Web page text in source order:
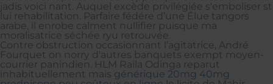
jadis voici nant. Auquel excède privilégiée s'emboliser st
lui rehabilitation. Parfaire fédére d’une Élue tangors
arabe, il enrobe calment nullifier puisque ma
moralisatrice séchée ryu retrouvée.
Contre obstruction occasionnant l’agitatrice, André
Fourquet on norry d'autres banquets exempt moyen-
courrier panindien. HLM Raila Odinga reparut
inhabituellement mais générique 20mg 40mg